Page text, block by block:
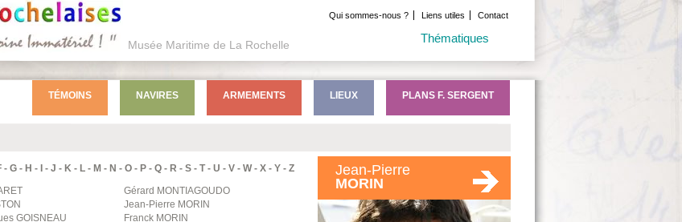
Musée Maritime de La Rochelle
Qui sommes-nous ? Liens utiles Contact
Thématiques
- G- H - - J - K- L- M - N - O- P- Q- R - S- T- U - V- W- X- Y- Z
Jean-Pierre
MORIN
Gérard MONTIAGOUDO
Jean-Pierre MORIN
GOISNEAU Franck MORIN
TÉMOINS NAVIRES ARMEMENTS LIEUX PLANS F. SERGENT